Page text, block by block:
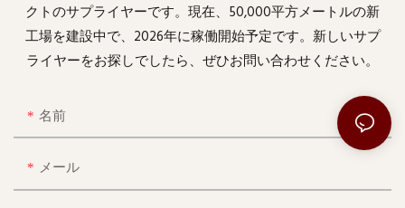
クトのサプライヤーです。現在、50,000平方メートルの新
工場を建設中で、2026年に稼働開始予定です。新しいサプ
ライヤーをお探しでしたら、ぜひお問い合わせください。
名前
メール